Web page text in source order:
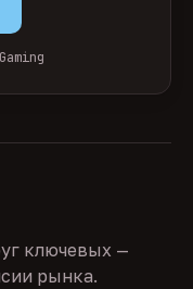
ключевых —
рынка.